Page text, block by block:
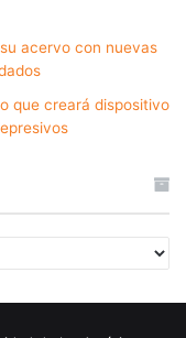
acervo con nuevas
que creará dispositivo